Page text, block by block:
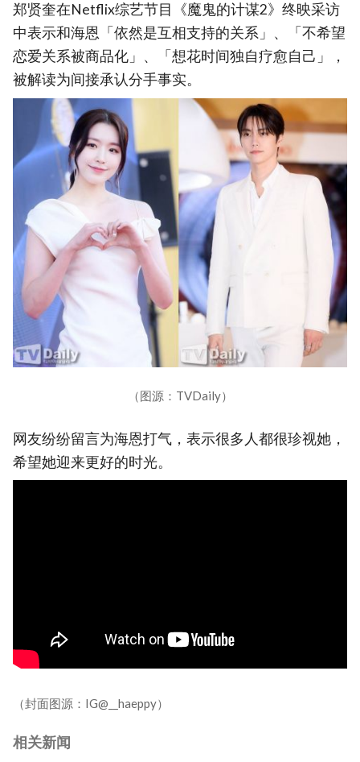
郑贤奎在Netflix综艺节目《魔鬼的计谋2》终映采访
中表示和海恩「依然是互相支持的关系」、「不希望
恋爱关系被商品化」、「想花时间独自疗愈自己」，
被解读为间接承认分手事实。
（图源：TVDaily）
网友纷纷留言为海恩打气，表示很多人都很珍视她，
希望她迎来更好的时光。
（封面图源：IG@__haeppy）
相关新闻